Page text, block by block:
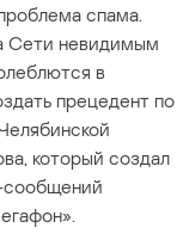
спама.
Сети невидимым
в
прецедент по
который создал